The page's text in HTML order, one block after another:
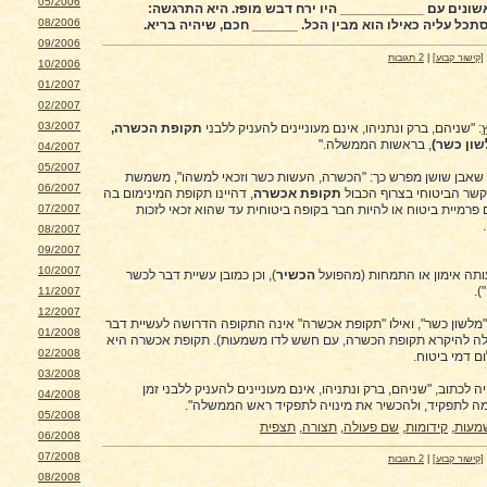
08/2006
09/2006
10/2006
01/2007
02/2007
03/2007
04/2007
05/2007
06/2007
07/2007
08/2007
09/2007
10/2007
11/2007
12/2007
01/2008
02/2008
03/2008
04/2008
05/2008
06/2008
07/2008
08/2008
עם ___________ היו ירח דבש מופז. היא התרגשה:
עליה כאילו הוא מבין הכל. ______ חכם, שיהיה בריא.
[קישור קבוע] 2 תגובות
: "שניהם, ברק ונתניהו, אינם מעוניינים להעניק ללבני תקופת הכשרה,
כשר), בראשות הממשלה."
שאבן שושן מפרש כך: "הכשרה, העשות כשר וזכאי למשהו", משמשת
הביטוחי בצרוף הכבול תקופת אכשרה, דהיינו תקופת המינימום בה
ביטוח או להיות חבר בקופה ביטוחית עד שהוא זכאי לזכות
אימון או התמחות (מהפועל הכשיר), וכן כמובן עשיית דבר לכשר
כשר", ואילו "תקופת אכשרה" אינה התקופה הדרושה לעשיית דבר
להיקרא תקופת הכשרה, עם חשש לדו משמעות). תקופת אכשרה היא
דמי ביטוח.
"שניהם, ברק ונתניהו, אינם מעוניינים להעניק ללבני זמן
לתפקיד, ולהכשיר את מינויה לתפקיד ראש הממשלה".
, קידומות, שם פעולה, תצורה, תצפית
[קישור קבוע] 2 תגובות